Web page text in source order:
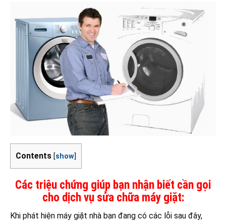
Contents [show]
Các triệu chứng giúp bạn nhận biết cần gọi
cho dịch vụ sửa chữa máy giặt:
Khi phát hiện máy giặt nhà bạn đang có các lỗi sau đây,